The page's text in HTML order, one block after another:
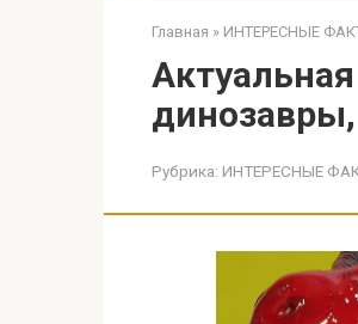
Главная » ИНТЕРЕСНЫЕ
Рубрика: ИНТЕРЕСНЫЕ